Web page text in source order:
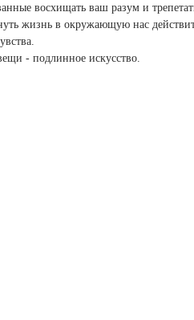
восхищать ваш разум и
жизнь в окружающую нас
- подлинное искусство.